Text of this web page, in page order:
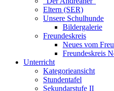
Eltern (SER)
Unsere Schulhunde
Bildergalerie
Freundeskreis
Neues vom
Freundeskreis
Unterricht
Kategorieansicht
Stundentafel
Sekundarstufe II